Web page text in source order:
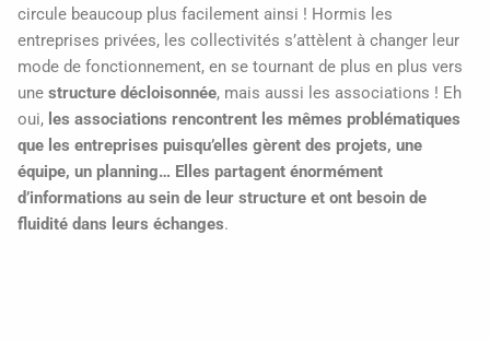
circule beaucoup plus facilement ainsi ! Hormis les
entreprises privées, les collectivités s’attèlent à changer leur
mode de fonctionnement, en se tournant de plus en plus vers
une structure décloisonnée, mais aussi les associations ! Eh
oui, les associations rencontrent les mêmes problématiques
que les entreprises puisqu’elles gèrent des projets, une
équipe, un planning… Elles partagent énormément
d’informations au sein de leur structure et ont besoin de
fluidité dans leurs échanges.